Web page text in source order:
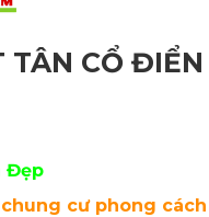
TÂN CỔ ĐIỂN
Đẹp
cư phong cách